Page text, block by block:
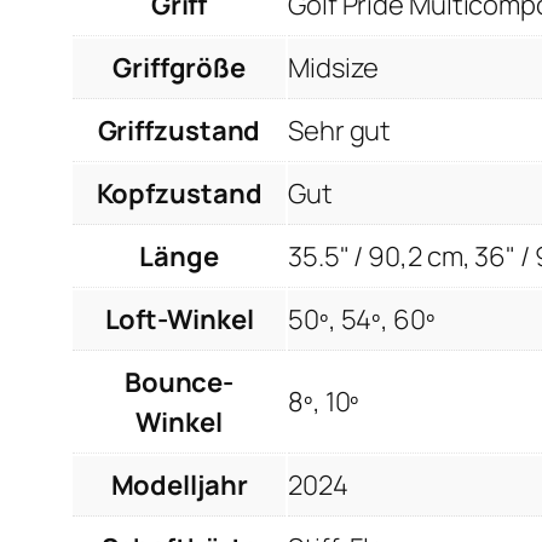
Griffgröße
Midsize
Griffzustand
Sehr gut
Kopfzustand
Gut
Länge
35.5" / 90,2 cm, 36" /
Loft-Winkel
50º, 54º, 60º
Bounce-
Winkel
8º, 10º
Modelljahr
2024